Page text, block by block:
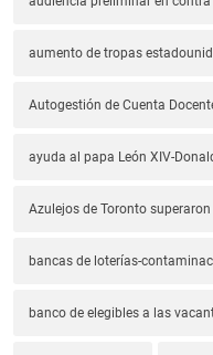
aumento de tropas
Autogestión de Cuenta
ayuda al papa León XIV-
Azulejos de Toronto
bancas de loterías-
banco de elegibles a las